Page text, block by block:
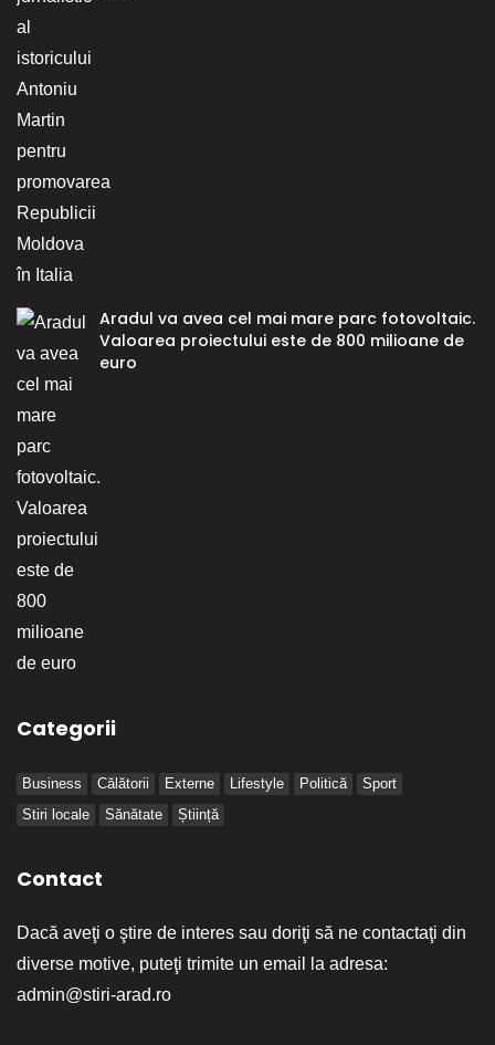
Aradul va avea cel mai mare parc fotovoltaic.
Valoarea proiectului este de 800 milioane de
euro
Categorii
Business Călătorii Externe Lifestyle Politică
Sport
Stiri locale
Sănătate Știință
Contact
Dacă aveţi o ştire de interes sau doriţi să ne contactaţi din
diverse motive, puteţi trimite un email la adresa:
admin@stiri-arad.ro